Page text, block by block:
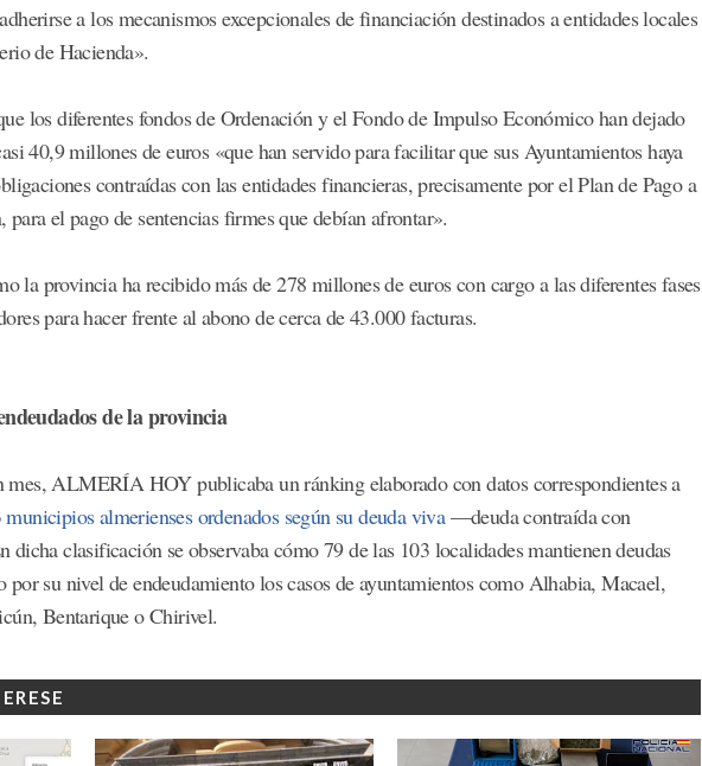
a los mecanismos excepcionales de financiación destinados a entidades locales
de Hacienda».
los diferentes fondos de Ordenación y el Fondo de Impulso Económico han dejado
40,9 millones de euros «que han servido para facilitar que sus Ayuntamientos haya
contraídas con las entidades financieras, precisamente por el Plan de Pago a
para el pago de sentencias firmes que debían afrontar».
la provincia ha recibido más de 278 millones de euros con cargo a las diferentes fases
para hacer frente al abono de cerca de 43.000 facturas.
de la provincia
mes, ALMERÍA HOY publicaba un ránking elaborado con datos correspondientes a
almerienses ordenados según su deuda viva—deuda contraída con
clasificación se observaba cómo 79 de las 103 localidades mantienen deudas
por su nivel de endeudamiento los casos de ayuntamientos como Alhabia, Macael,
Bentarique o Chirivel.